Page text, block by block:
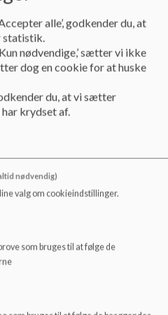
nogle af ugens dage. Den
har deres dagligdag i
, da planlægning og
at tilgodese børn med
– det skaber
og trygge rammer for
læringsrummene og de
børnegruppen. Vores
således, at der er
ro og fordybelse, og hvor
for, hvad man må, samt
anvendedet konsultative
talepædagog, fysioterapeut
om det daglige arbejde i
alle’, godkender du, at
statistik.
nødvendige,’ sætter vi ikke
dog en cookie for at huske
du, at vi sætter
krydset af.
nødvendig)
valg om cookieindstillinger.
som bruges til at følge de